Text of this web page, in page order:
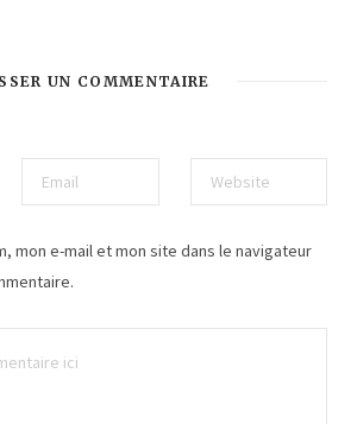
UN COMMENTAIRE
mon e-mail et mon site dans le navigateur